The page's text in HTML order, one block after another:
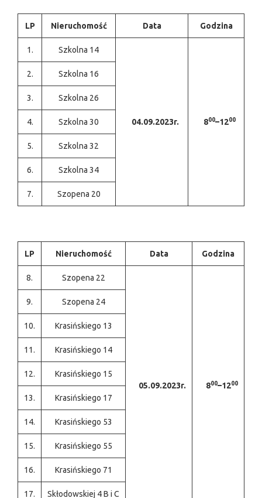
LP Nieruchomość Data Godzina
1. Szkolna 14
04.09.2023r. 800–1200
2. Szkolna 16
3. Szkolna 26
4. Szkolna 30
5. Szkolna 32
6. Szkolna 34
7. Szopena 20
LP Nieruchomość Data Godzina
8. Szopena 22
05.09.2023r. 800–1200
9. Szopena 24
10. Krasińskiego 13
11. Krasińskiego 14
12. Krasińskiego 15
13. Krasińskiego 17
14. Krasińskiego 53
15. Krasińskiego 55
16. Krasińskiego 71
17. Skłodowskiej 4 B i C